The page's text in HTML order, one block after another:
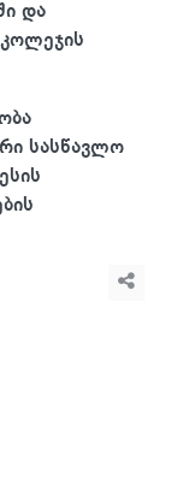
და
სასწავლო